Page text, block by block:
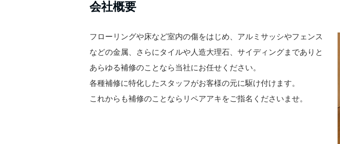
会社概要
フローリングや床など室内の傷をはじめ、アルミサッシやフェンス
などの金属、さらにタイルや人造大理石、サイディングまでありと
あらゆる補修のことなら当社にお任せください。
各種補修に特化したスタッフがお客様の元に駆け付けます。
これからも補修のことならリペアアキをご指名くださいませ。